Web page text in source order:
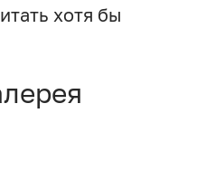
хотя бы